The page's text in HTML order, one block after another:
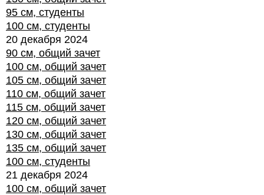
95 см, студенты
100 см, студенты
20 декабря 2024
90 см, общий зачет
100 см, общий зачет
105 см, общий зачет
110 см, общий зачет
115 см, общий зачет
120 см, общий зачет
130 см, общий зачет
135 см, общий зачет
100 см, студенты
21 декабря 2024
100 см, общий зачет